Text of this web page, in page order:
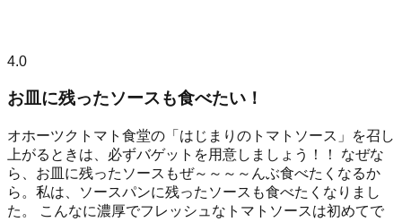
4.0
お皿に残ったソースも食べたい！
オホーツクトマト食堂の「はじまりのトマトソース」を召し
上がるときは、必ずバゲットを用意しましょう！！ なぜな
ら、お皿に残ったソースもぜ～～～～んぶ食べたくなるか
ら。私は、ソースパンに残ったソースも食べたくなりまし
た。 こんなに濃厚でフレッシュなトマトソースは初めてで